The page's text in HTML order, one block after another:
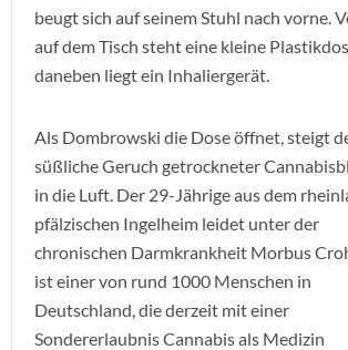
beugt sich auf seinem Stuhl nach vorne.
auf dem Tisch steht eine kleine
daneben liegt ein Inhaliergerät.
Als Dombrowski die Dose öffnet, steigt
süßliche Geruch getrockneter
in die Luft. Der 29-Jährige aus dem
pfälzischen Ingelheim leidet unter der
chronischen Darmkrankheit Morbus
ist einer von rund 1000 Menschen in
Deutschland, die derzeit mit einer
Sondererlaubnis Cannabis als Medizin